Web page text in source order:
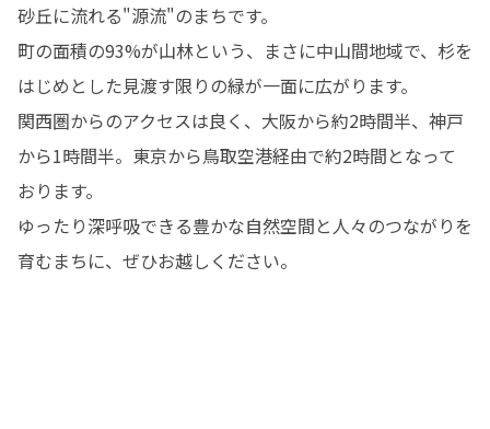
砂丘に流れる"源流"のまちです。
町の面積の93%が山林という、まさに中山間地域で、杉を
はじめとした見渡す限りの緑が一面に広がります。
関西圏からのアクセスは良く、大阪から約2時間半、神戸
から1時間半。東京から鳥取空港経由で約2時間となって
おります。
ゆったり深呼吸できる豊かな自然空間と人々のつながりを
育むまちに、ぜひお越しください。